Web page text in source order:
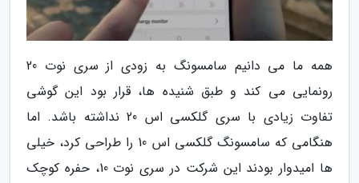
همه ما می دانیم سامسونگ به زودی از سری نوت 20
رونمایی می کند و طبق شنیده ها، قرار بود این گوشی
تفاوت زیادی با سری گلکسی اس 20 نداشته باشد. اما
هنگامی که سامسونگ گلکسی اس 10 را طراحی کرد، خیلی
ها امیدوار بودند این شرکت در سری نوت 10، حفره کوچک